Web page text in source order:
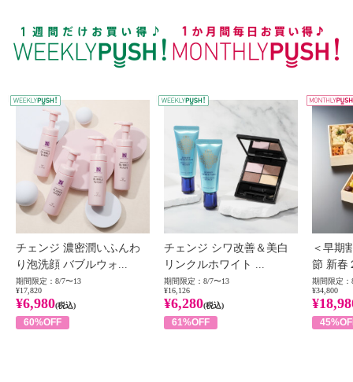
WEEKLY PUSH
チェンジ 濃密潤いふんわ
り泡洗顔 バブルウォ...
期間限定：8/7〜13
¥17,820
¥6,980(税込)
60%OFF
チェンジ シワ改善＆美白
リンクルホワイト ...
期間限定：8/7〜13
¥16,126
¥6,280(税込)
61%OFF
＜早期
節 新春
期間限定：
¥34,800